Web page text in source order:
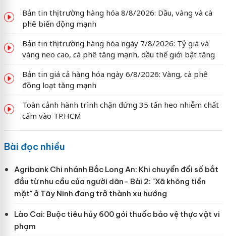
Bản tin thị trường hàng hóa 8/8/2026: Dầu, vàng và cà
phê biến động mạnh
Bản tin thị trường hàng hóa ngày 7/8/2026: Tỷ giá và
vàng neo cao, cà phê tăng mạnh, dầu thế giới bật tăng
Bản tin giá cả hàng hóa ngày 6/8/2026: Vàng, cà phê
đồng loạt tăng mạnh
Toàn cảnh hành trình chặn đứng 35 tấn heo nhiễm chất
cấm vào TP.HCM
Bài đọc nhiều
Agribank Chi nhánh Bắc Long An: Khi chuyển đổi số bắt
đầu từ nhu cầu của người dân- Bài 2: "Xã không tiền
mặt" ở Tây Ninh đang trở thành xu hướng
Lào Cai: Buộc tiêu hủy 600 gói thuốc bảo vệ thực vật vi
phạm